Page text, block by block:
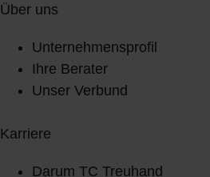
Über uns
Unternehmensprofil
Ihre Berater
Unser Verbund
Karriere
Darum TC Treuhand